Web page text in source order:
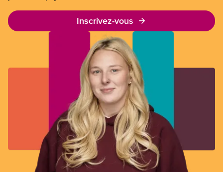
Inscrivez-vous